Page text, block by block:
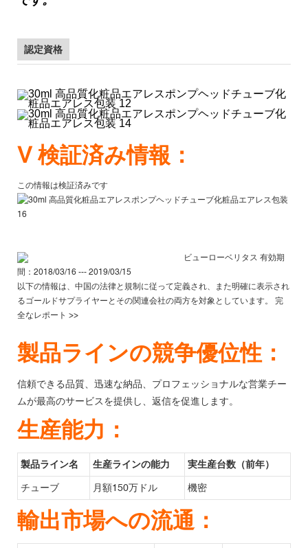
認定資格
V検証済み情報：
この情報は検証済みです
ビューローベリタス 有効期
間：2018/03/16 --- 2019/03/15
以下の情報は、中国の法律と規制に従って定義され、また明確に表示され
るゴールドサプライヤーとその関連会社の両方を対象としています。 完
全なレポート >>
製品ラインの競争優位性：
信頼できる品質、迅速な納品、プロフェッショナルな営業チー
ムが最高のサービスを提供し、返信を促進します。
生産能力：
製品ライン名 生産ラインの能力 実生産台数（前年）
チューブ 月額150万ドル 機密
輸出市場への流通：